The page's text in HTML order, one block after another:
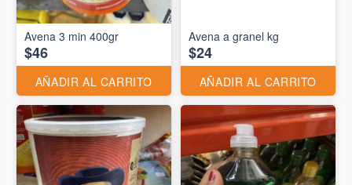
Avena 3 min 400gr
$46
AÑADIR AL CARRITO
Avena a granel kg
$24
AÑADIR AL CARRITO